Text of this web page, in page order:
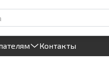
Прием заявок
Контакты